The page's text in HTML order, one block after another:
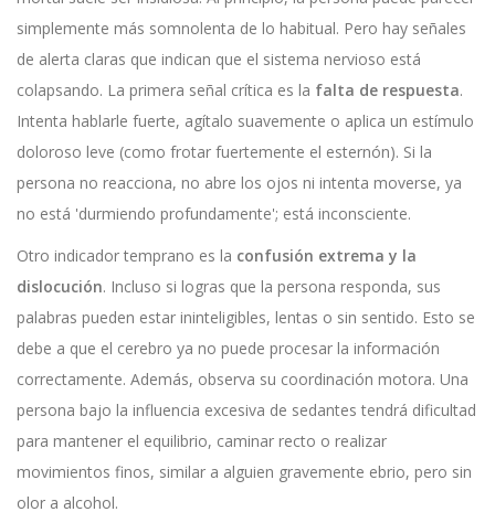
simplemente más somnolenta de lo habitual. Pero hay señales
de alerta claras que indican que el sistema nervioso está
colapsando. La primera señal crítica es la falta de respuesta.
Intenta hablarle fuerte, agítalo suavemente o aplica un estímulo
doloroso leve (como frotar fuertemente el esternón). Si la
persona no reacciona, no abre los ojos ni intenta moverse, ya
no está 'durmiendo profundamente'; está inconsciente.
Otro indicador temprano es la confusión extrema y la
dislocución. Incluso si logras que la persona responda, sus
palabras pueden estar ininteligibles, lentas o sin sentido. Esto se
debe a que el cerebro ya no puede procesar la información
correctamente. Además, observa su coordinación motora. Una
persona bajo la influencia excesiva de sedantes tendrá dificultad
para mantener el equilibrio, caminar recto o realizar
movimientos finos, similar a alguien gravemente ebrio, pero sin
olor a alcohol.